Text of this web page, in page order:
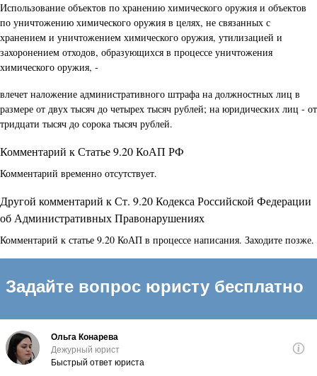
Использование объектов по хранению химического оружия и объектов
по уничтожению химического оружия в целях, не связанных с
хранением и уничтожением химического оружия, утилизацией и
захоронением отходов, образующихся в процессе уничтожения
химического оружия, -
влечет наложение административного штрафа на должностных лиц в
размере от двух тысяч до четырех тысяч рублей; на юридических лиц - от
тридцати тысяч до сорока тысяч рублей.
Комментарий к Статье 9.20 КоАП РФ
Комментарий временно отсутствует.
Другой комментарий к Ст. 9.20 Кодекса Российской Федерации
об Административных Правонарушениях
Комментарий к статье 9.20 КоАП в процессе написания. Заходите позже.